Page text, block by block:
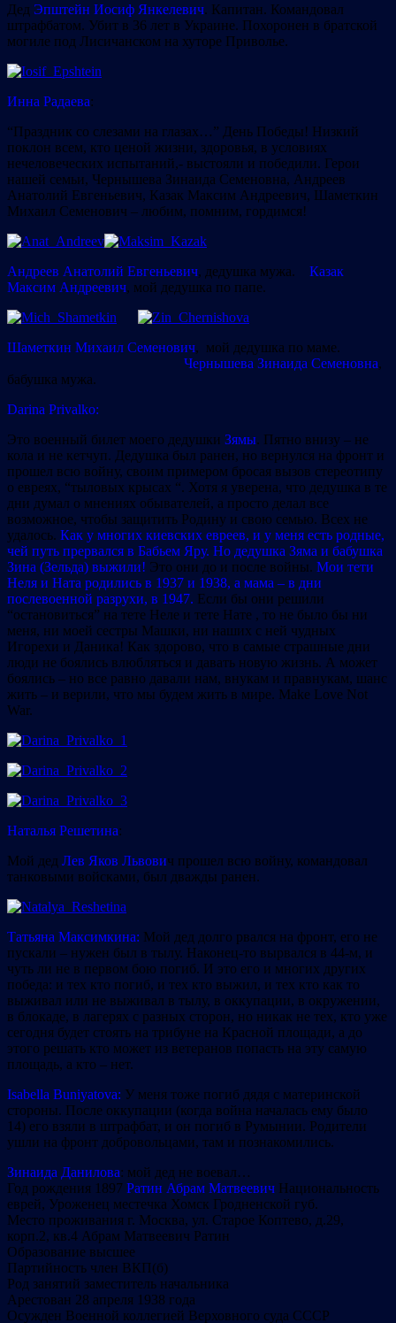
Дед Эпштейн Иосиф Янкелевич. Капитан. Командовал
штрафбатом. Убит в 36 лет в Украине. Похоронен в братской
могиле под Лисичанском на хуторе Приволье.
Инна Радаева:
“Праздник со слезами на глазах…” День Победы! Низкий
поклон всем, кто ценой жизни, здоровья, в условиях
нечеловеческих испытаний,- выстояли и победили. Герои
нашей семьи, Чернышева Зинаида Семеновна, Андреев
Анатолий Евгеньевич, Казак Максим Андреевич, Шаметкин
Михаил Семенович – любим, помним, гордимся!
Андреев Анатолий Евгеньевич, дедушка мужа. Казак
Максим Андреевич, мой дедушка по папе.
Шаметкин Михаил Семенович, мой дедушка по маме.
Чернышева Зинаида Семеновна,
бабушка мужа.
Darina Privalko:
Это военный билет моего дедушки Зямы. Пятно внизу – не
кола и не кетчуп. Дедушка был ранен, но вернулся на фронт и
прошел всю войну, своим примером бросая вызов стереотипу
о евреях, “тыловых крысах “. Хотя я уверена, что дедушка в те
дни думал о мнениях обывателей, а просто делал все
возможное, чтобы защитить Родину и свою семью. Всех не
удалось. Как у многих киевских евреев, и у меня есть родные,
чей путь прервался в Бабьем Яру. Но дедушка Зяма и бабушка
Зина (Зельда) выжили! Это они до и после войны. Мои тети
Неля и Ната родились в 1937 и 1938, а мама – в дни
послевоенной разрухи, в 1947. Если бы они решили
“остановиться” на тете Неле и тете Нате , то не было бы ни
меня, ни моей сестры Машки, ни наших с ней чудных
Игорехи и Даника! Как здорово, что в самые страшные дни
люди не боялись влюбляться и давать новую жизнь. А может
боялись – но все равно давали нам, внукам и правнукам, шанс
жить – и верили, что мы будем жить в мире. Make Love Not
War.
Наталья Решетина:
Мой дед Лев Яков Львович прошел всю войну, командовал
танковыми войсками, был дважды ранен.
Татьяна Максимкина: Мой дед долго рвался на фронт, его не
пускали – нужен был в тылу. Наконец-то вырвался в 44-м, и
чуть ли не в первом бою погиб. И это его и многих других
победа: и тех кто погиб, и тех кто выжил, и тех кто как то
выживал или не выживал в тылу, в оккупации, в окружении,
в блокаде, в лагерях с разных сторон, но никак не тех, кто уже
сегодня будет стоять на трибуне на Красной площади, а до
этого решать кто может из ветеранов попасть на эту самую
площадь, а кто – нет.
Isabella Buniyatova: У меня тоже погиб дядя с материнской
стороны. После оккупации (когда война началась ему было
14) его взяли в штрафбат, и он погиб в Румынии. Родители
ушли на фронт добровольцами, там и познакомились.
Зинаида Данилова: мой дед не воевал…
Год рождения 1897 Ратин Абрам Матвеевич Национальность
еврей, Уроженец местечка Хомск Гродненской губ.
Место проживания г. Москва, ул. Старое Коптево, д.29,
корп.2, кв.4 Абрам Матвеевич Ратин
Образование высшее
Партийность член ВКП(б)
Род занятий заместитель начальника
Арестован 28 апреля 1938 года
Осужден Военной коллегией Верховного суда СССР